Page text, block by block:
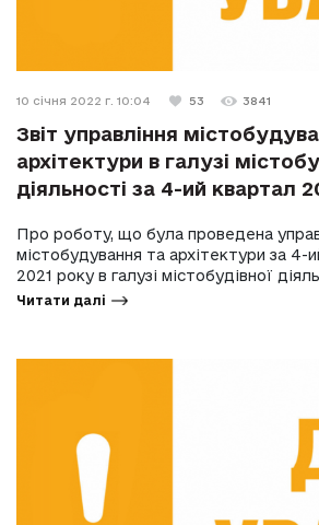
10 січня 2022 г. 10:04 53 3841
Звіт управління
архітектури в галузі
діяльності за 4-ий квартал
Про роботу, що була проведена
містобудування та архітектури за 4-
2021 року в галузі містобудівної
Читати далі